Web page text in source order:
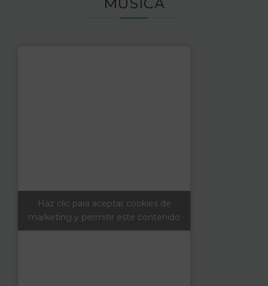
Haz clic para aceptar cookies de
marketing y permitir este contenido